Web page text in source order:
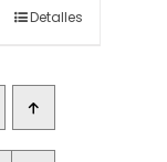
Detalles